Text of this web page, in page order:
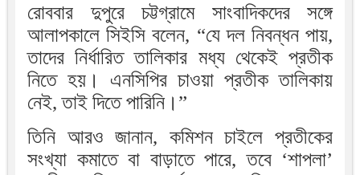
রোববার দুপুরে চট্টগ্রামে সাংবাদিকদের সঙ্গে
আলাপকালে সিইসি বলেন, “যে দল নিবন্ধন পায়,
তাদের নির্ধারিত তালিকার মধ্য থেকেই প্রতীক
নিতে হয়। এনসিপির চাওয়া প্রতীক তালিকায়
নেই, তাই দিতে পারিনি।”
তিনি আরও জানান, কমিশন চাইলে প্রতীকের
সংখ্যা কমাতে বা বাড়াতে পারে, তবে ‘শাপলা’